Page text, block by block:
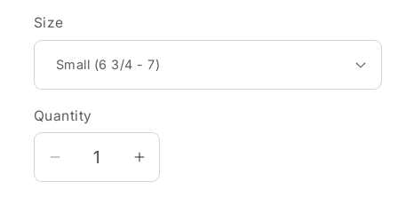
Size
Quantity
Decrease
Increase